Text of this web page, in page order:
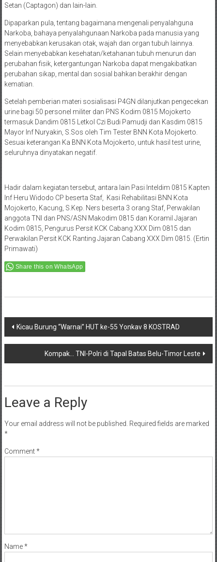
Setan (Captagon) dan lain-lain.
Dipaparkan pula, tentang bagaimana mengenali penyalahguna
Narkoba, bahaya penyalahgunaan Narkoba pada manusia yang
menyebabkan kerusakan otak, wajah dan organ tubuh lainnya.
Selain menyebabkan kesehatan/ketahanan tubuh menurun dan
perubahan fisik, ketergantungan Narkoba dapat mengakibatkan
perubahan sikap, mental dan sosial bahkan berakhir dengan
kematian.
Setelah pemberian materi sosialisasi P4GN dilanjutkan pengecekan
urine bagi 50 personel militer dan PNS Kodim 0815 Mojokerto
termasuk Dandim 0815 Letkol Czi Budi Pamudji dan Kasdim 0815
Mayor Inf Nuryakin, S.Sos oleh Tim Tester BNN Kota Mojokerto.
Sesuai keterangan Ka BNN Kota Mojokerto, untuk hasil test urine,
seluruhnya dinyatakan negatif.
Hadir dalam kegiatan tersebut, antara lain Pasi Inteldim 0815 Kapten
Inf Heru Widodo CP beserta Staf, Kasi Rehabilitasi BNN Kota
Mojokerto, Kacung, S.Kep. Ners beserta 3 orang Staf, Perwakilan
anggota TNI dan PNS/ASN Makodim 0815 dan Koramil Jajaran
Kodim 0815, Pengurus Persit KCK Cabang XXX Dim 0815 dan
Perwakilan Persit KCK Ranting Jajaran Cabang XXX Dim 0815. (Ertin
Primawati)
Share this on WhatsApp
Post
navigation
Kicau Burung “Warnai” HUT ke-55 Yonkav 8 KOSTRAD
Kompak… TNI-Polri di Tapal Batas Belu-Timor Leste
Leave a Reply
Your email address will not be published. Required fields are marked
*
Comment*
Name*